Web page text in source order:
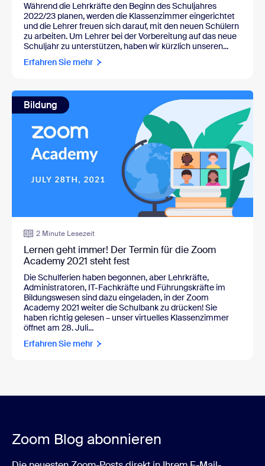
Während die Lehrkräfte den Beginn des Schuljahres
2022/23 planen, werden die Klassenzimmer eingerichtet
und die Lehrer freuen sich darauf, mit den neuen Schülern
zu arbeiten. Um Lehrer bei der Vorbereitung auf das neue
Schuljahr zu unterstützen, haben wir kürzlich unseren...
Erfahren Sie mehr
Bildung
2 Minute Lesezeit
Lernen geht immer! Der Termin für die Zoom
Academy 2021 steht fest
Die Schulferien haben begonnen, aber Lehrkräfte,
Administratoren, IT-Fachkräfte und Führungskräfte im
Bildungswesen sind dazu eingeladen, in der Zoom
Academy 2021 weiter die Schulbank zu drücken! Sie
haben richtig gelesen – unser virtuelles Klassenzimmer
öffnet am 28. Juli...
Erfahren Sie mehr
Zoom Blog abonnieren